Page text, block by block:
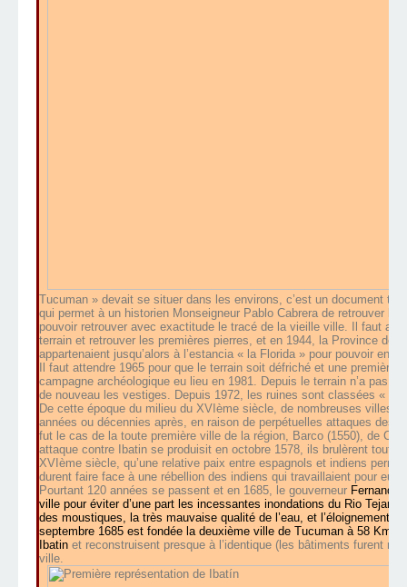
Tucuman » devait se situer dans les environs, c’est un document
qui permet à un historien Monseigneur Pablo Cabrera de retrouver
pouvoir retrouver avec exactitude le tracé de la vieille ville. Il faut
terrain et retrouver les premières pierres, et en 1944, la Province de
appartenaient jusqu’alors à l’estancia « la Florida » pour pouvoir
Il faut attendre 1965 pour que le terrain soit défriché et une première
campagne archéologique eu lieu en 1981. Depuis le terrain n’a pas
de nouveau les vestiges. Depuis 1972, les ruines sont classées «
De cette époque du milieu du XVIème siècle, de nombreuses villes
années ou décennies après, en raison de perpétuelles attaques des
fut le cas de la toute première ville de la région, Barco (1550), de
attaque contre Ibatin se produisit en octobre 1578, ils brulèrent
XVIème siècle, qu’une relative paix entre espagnols et indiens
durent faire face à une rébellion des indiens qui travaillaient pour eux.
Pourtant 120 années se passent et en 1685, le gouverneur Fernando
ville pour éviter d’une part les incessantes inondations du Rio Tejar
des moustiques, la très mauvaise qualité de l’eau, et l’éloignement
septembre 1685 est fondée la deuxième ville de Tucuman à 58 Km.
Ibatin et reconstruisent presque à l’identique (les bâtiments furent
ville.